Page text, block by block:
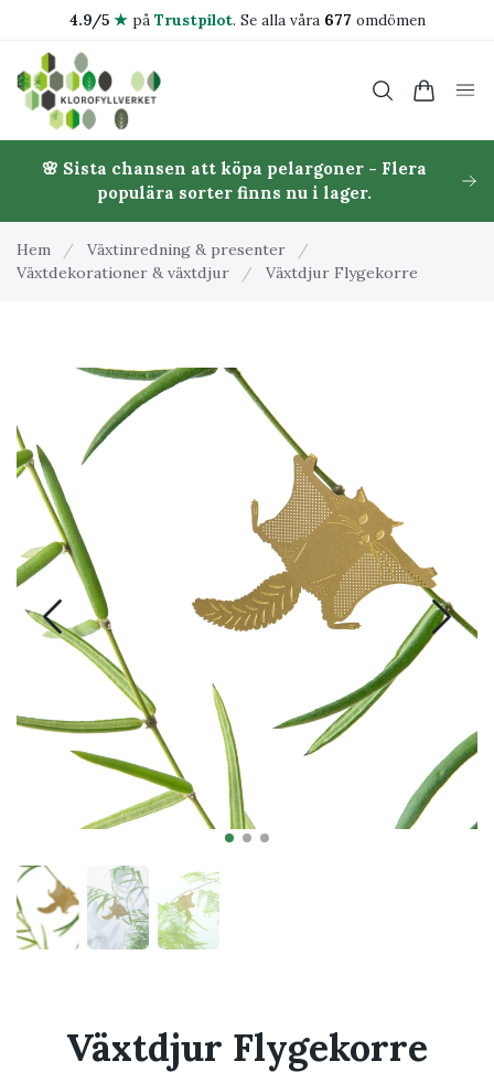
4.9/5 ★på Trustpilot. Se alla våra 677 omdömen
🌸 Sista chansen att köpa pelargoner - Flera
populära sorter finns nu i lager.
Hem / Växtinredning & presenter
/
Växtdekorationer & växtdjur
/ Växtdjur Flygekorre
Växtdjur Flygekorre